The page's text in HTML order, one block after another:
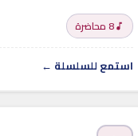
8 محاضرة
استمع للسلسلة ←